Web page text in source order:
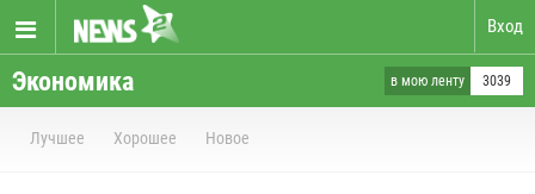
Вход
Экономика в мою ленту 3039
Лучшее Хорошее Новое